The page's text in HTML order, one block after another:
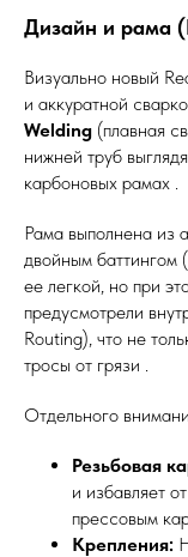
Дизайн и рама
Визуально новый
и аккуратной
Welding (плавная
нижней труб
карбоновых рамах .
Рама выполнена из
двойным баттингом
ее легкой, но при
предусмотрели
Routing), что не
тросы от грязи .
Отдельного
Резьбовая
и избавляет
прессовым
Крепления: